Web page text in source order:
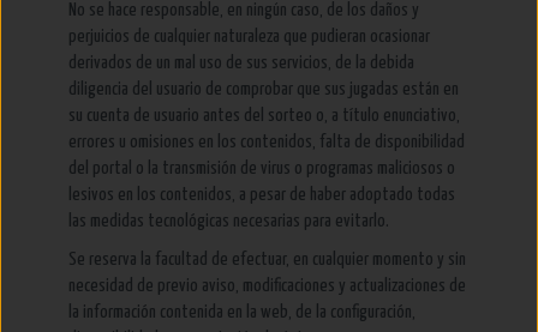
No se hace responsable, en ningún caso, de los daños y
perjuicios de cualquier naturaleza que pudieran ocasionar
derivados de un mal uso de sus servicios, de la debida
diligencia del usuario de comprobar que sus jugadas están en
su cuenta de usuario antes del sorteo o, a título enunciativo,
errores u omisiones en los contenidos, falta de disponibilidad
del portal o la transmisión de virus o programas maliciosos o
lesivos en los contenidos, a pesar de haber adoptado todas
las medidas tecnológicas necesarias para evitarlo.
Se reserva la facultad de efectuar, en cualquier momento y sin
necesidad de previo aviso, modificaciones y actualizaciones de
la información contenida en la web, de la configuración,